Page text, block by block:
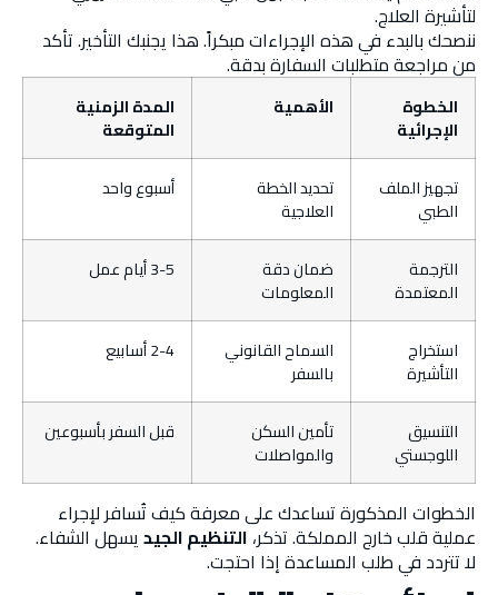
لتأشيرة العلاج.
ننصحك بالبدء في هذه الإجراءات مبكراً. هذا يجنبك التأخير. تأكد
من مراجعة متطلبات السفارة بدقة.
الخطوة
الإجرائية
الأهمية المدة الزمنية
المتوقعة
تجهيز الملف
الطبي
تحديد الخطة
العلاجية
أسبوع واحد
الترجمة
المعتمدة
ضمان دقة
المعلومات
3-5 أيام عمل
استخراج
التأشيرة
السماح القانوني
بالسفر
2-4 أسابيع
التنسيق
اللوجستي
تأمين السكن
والمواصلات
قبل السفر بأسبوعين
الخطوات المذكورة تساعدك على معرفة كيف تُسافر لإجراء
عملية قلب خارج المملكة. تذكر، التنظيم الجيديسهل الشفاء.
لا تتردد في طلب المساعدة إذا احتجت.